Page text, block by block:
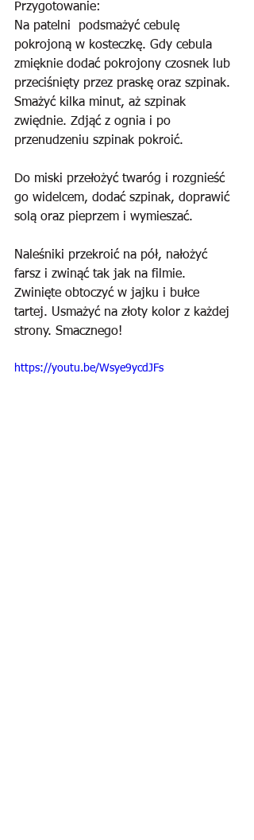
Przygotowanie:
Na patelni  podsmażyć cebulę
pokrojoną w kosteczkę. Gdy cebula
zmięknie dodać pokrojony czosnek lub
przeciśnięty przez praskę oraz szpinak.
Smażyć kilka minut, aż szpinak
zwiędnie. Zdjąć z ognia i po
przenudzeniu szpinak pokroić.
Do miski przełożyć twaróg i rozgnieść
go widelcem, dodać szpinak, doprawić
solą oraz pieprzem i wymieszać.
Naleśniki przekroić na pół, nałożyć
farsz i zwinąć tak jak na filmie.
Zwinięte obtoczyć w jajku i bułce
tartej. Usmażyć na złoty kolor z każdej
strony. Smacznego!
https://youtu.be/Wsye9ycdJFs